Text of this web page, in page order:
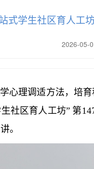
式学生社区育人工
2026-05-
心理调适方法，培
社区育人工坊”
。